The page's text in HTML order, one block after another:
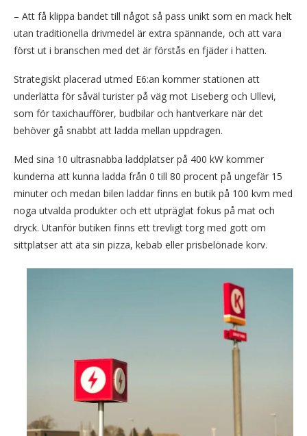
– Att få klippa bandet till något så pass unikt som en mack helt
utan traditionella drivmedel är extra spännande, och att vara
först ut i branschen med det är förstås en fjäder i hatten.
Strategiskt placerad utmed E6:an kommer stationen att
underlätta för såväl turister på väg mot Liseberg och Ullevi,
som för taxichaufförer, budbilar och hantverkare när det
behöver gå snabbt att ladda mellan uppdragen.
Med sina 10 ultrasnabba laddplatser på 400 kW kommer
kunderna att kunna ladda från 0 till 80 procent på ungefär 15
minuter och medan bilen laddar finns en butik på 100 kvm med
noga utvalda produkter och ett utpräglat fokus på mat och
dryck. Utanför butiken finns ett trevligt torg med gott om
sittplatser att äta sin pizza, kebab eller prisbelönade korv.